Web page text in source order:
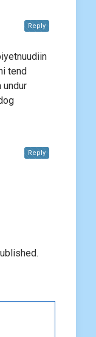
tend
Reply
Reply